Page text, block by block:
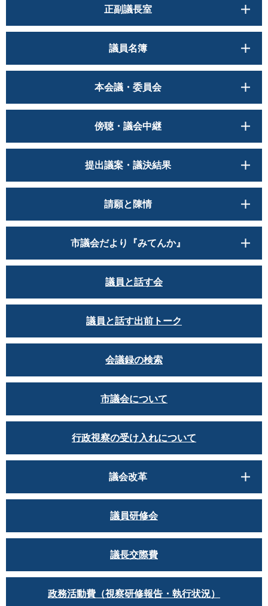
正副議長室
議員名簿
本会議・委員会
傍聴・議会中継
提出議案・議決結果
請願と陳情
市議会だより『みてんか』
議員と話す会
議員と話す出前トーク
会議録の検索
市議会について
行政視察の受け入れについて
議会改革
議員研修会
議長交際費
政務活動費（視察研修報告・執行状況）